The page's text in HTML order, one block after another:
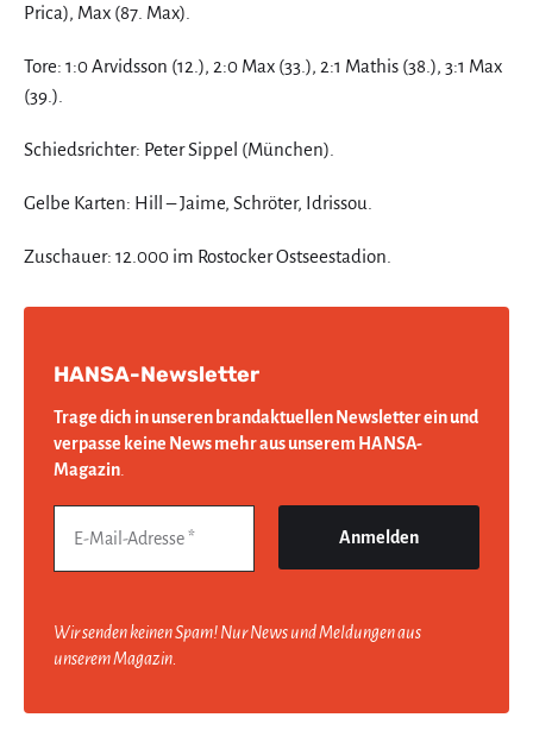
Prica), Max (87. Max).
Tore: 1:0 Arvidsson (12.), 2:0 Max (33.), 2:1 Mathis (38.), 3:1 Max
(39.).
Schiedsrichter: Peter Sippel (München).
Gelbe Karten: Hill – Jaime, Schröter, Idrissou.
Zuschauer: 12.000 im Rostocker Ostseestadion.
HANSA-Newsletter
Trage dich in unseren brandaktuellen Newsletter ein und
verpasse keine News mehr aus unserem HANSA-
Magazin.
Wir senden keinen Spam! Nur News und Meldungen aus
unserem Magazin.